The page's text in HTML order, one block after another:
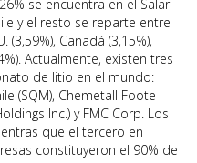
se encuentra en el Salar
y el resto se reparte entre
(3,59%), Canadá (3,15%),
Actualmente, existen tres
de litio en el mundo:
(SQM), Chemetall Foote
Inc.) y FMC Corp. Los
que el tercero en
constituyeron el 90% de